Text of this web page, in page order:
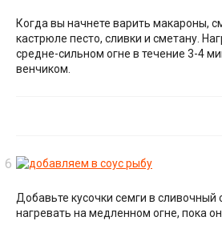
Когда вы начнете варить макароны,
кастрюле песто, сливки и сметану.
средне-сильном огне в течение 3-4
венчиком.
Добавьте кусочки семги в сливочный
нагревать на медленном огне, пока